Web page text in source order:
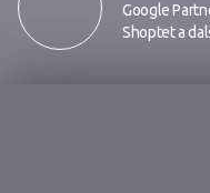
Google
Shopteta